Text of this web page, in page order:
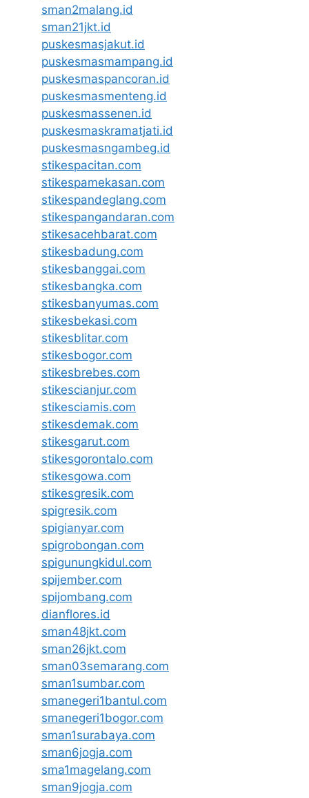
sman2malang.id
sman21jkt.id
puskesmasjakut.id
puskesmasmampang.id
puskesmaspancoran.id
puskesmasmenteng.id
puskesmassenen.id
puskesmaskramatjati.id
puskesmasngambeg.id
stikespacitan.com
stikespamekasan.com
stikespandeglang.com
stikespangandaran.com
stikesacehbarat.com
stikesbadung.com
stikesbanggai.com
stikesbangka.com
stikesbanyumas.com
stikesbekasi.com
stikesblitar.com
stikesbogor.com
stikesbrebes.com
stikescianjur.com
stikesciamis.com
stikesdemak.com
stikesgarut.com
stikesgorontalo.com
stikesgowa.com
stikesgresik.com
spigresik.com
spigianyar.com
spigrobongan.com
spigunungkidul.com
spijember.com
spijombang.com
dianflores.id
sman48jkt.com
sman26jkt.com
sman03semarang.com
sman1sumbar.com
smanegeri1bantul.com
smanegeri1bogor.com
sman1surabaya.com
sman6jogja.com
sma1magelang.com
sman9jogja.com